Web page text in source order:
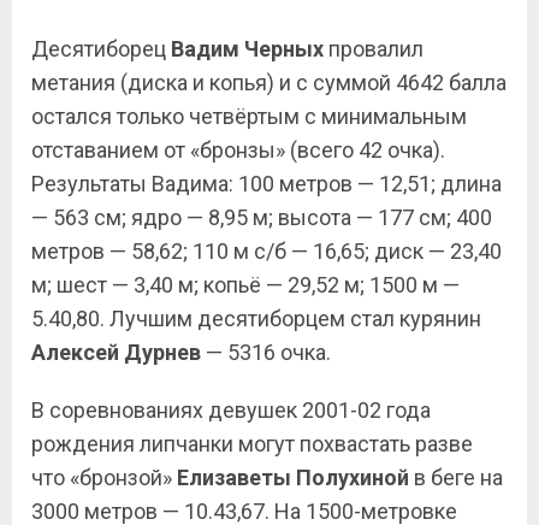
Десятиборец Вадим Черных провалил
метания (диска и копья) и с суммой 4642 балла
остался только четвёртым с минимальным
отставанием от «бронзы» (всего 42 очка).
Результаты Вадима: 100 метров — 12,51; длина
— 563 см; ядро — 8,95 м; высота — 177 см; 400
метров — 58,62; 110 м с/б — 16,65; диск — 23,40
м; шест — 3,40 м; копьё — 29,52 м; 1500 м —
5.40,80. Лучшим десятиборцем стал курянин
Алексей Дурнев — 5316 очка.
В соревнованиях девушек 2001-02 года
рождения липчанки могут похвастать разве
что «бронзой» Елизаветы Полухиной в беге на
3000 метров — 10.43,67. На 1500-метровке